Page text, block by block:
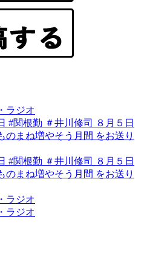
ラジオ
#関根勤 ＃井川修司 ８月５日
のまね増やそう月間 をお送り
#関根勤 ＃井川修司 ８月５日
のまね増やそう月間 をお送り
ラジオ
ラジオ